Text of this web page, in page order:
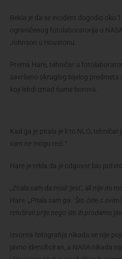
Rekla je da se incident dogodio oko
ograničenog fotolaboratorija u
Johnson u Houstonu.
Prema Hare, tehničar u
savršeno okruglog bijelog
koji lebdi iznad šume borova.
Kad ga je pitala je li to NLO, tehničar
vam ne mogu reći.“
Hare je rekla da je odgovor bio
„Znala sam da misli ‘jest’, ali nije mi
Hare.
„Pitala sam ga: ‘Što ćete s
retuširati prije nego što ih prodamo
Izvorna fotografija nikada se nije
javno identificiran, a NASA nikada